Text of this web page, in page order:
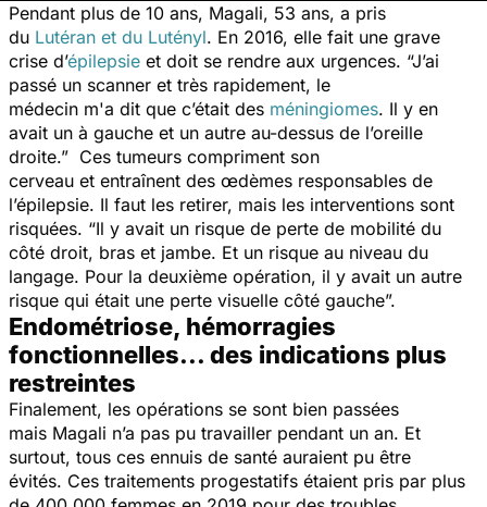
Pendant plus de 10 ans, Magali, 53 ans, a pris
du Lutéran et du Lutényl. En 2016, elle fait une grave
crise d’épilepsie et doit se rendre aux urgences. “J’ai
passé un scanner et très rapidement, le
médecin m'a dit que c’était des méningiomes. Il y en
avait un à gauche et un autre au-dessus de l’oreille
droite.” Ces tumeurs compriment son
cerveau et entraînent des œdèmes responsables de
l’épilepsie. Il faut les retirer, mais les interventions sont
risquées. “Il y avait un risque de perte de mobilité du
côté droit, bras et jambe. Et un risque au niveau du
langage. Pour la deuxième opération, il y avait un autre
risque qui était une perte visuelle côté gauche”.
Endométriose, hémorragies
fonctionnelles... des indications plus
restreintes
Finalement, les opérations se sont bien passées
mais Magali n’a pas pu travailler pendant un an. Et
surtout, tous ces ennuis de santé auraient pu être
évités. Ces traitements progestatifs étaient pris par plus